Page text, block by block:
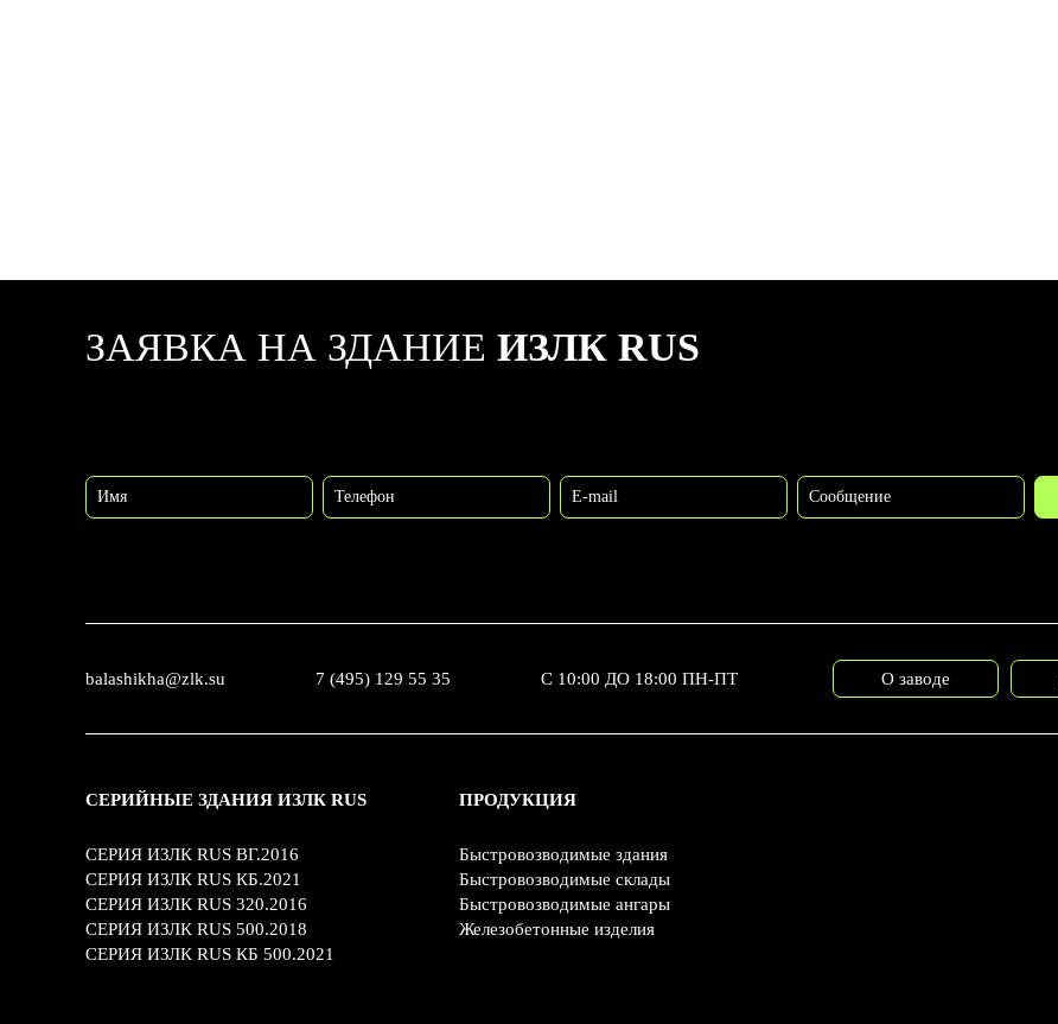
ЗАЯВКА НА ЗДАНИЕ ИЗЛК RUS
Имя Телефон E-mail Сообщение
balashikha@zlk.su 7 (495) 129 55 35 С 10:00 ДО 18:00 ПН-ПТ О заводе
СЕРИЙНЫЕ ЗДАНИЯ ИЗЛК RUS
СЕРИЯ ИЗЛК RUS ВГ.2016
СЕРИЯ ИЗЛК RUS КБ.2021
СЕРИЯ ИЗЛК RUS 320.2016
СЕРИЯ ИЗЛК RUS 500.2018
СЕРИЯ ИЗЛК RUS КБ 500.2021
ПРОДУКЦИЯ
Быстровозводимые здания
Быстровозводимые склады
Быстровозводимые ангары
Железобетонные изделия